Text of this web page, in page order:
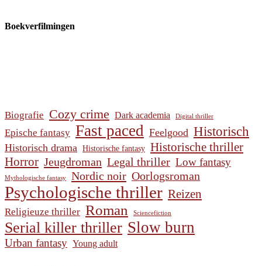
Boekverfilmingen
Biografie Cozy crime Dark academia Digital thriller
Epische fantasy Fast paced Feelgood Historisch
Historisch drama Historische fantasy Historische thriller
Horror Jeugdroman Legal thriller Low fantasy
Mythologische fantasy Nordic noir Oorlogsroman
Psychologische thriller Reizen
Religieuze thriller Roman Sciencefiction
Serial killer thriller Slow burn
Urban fantasy Young adult